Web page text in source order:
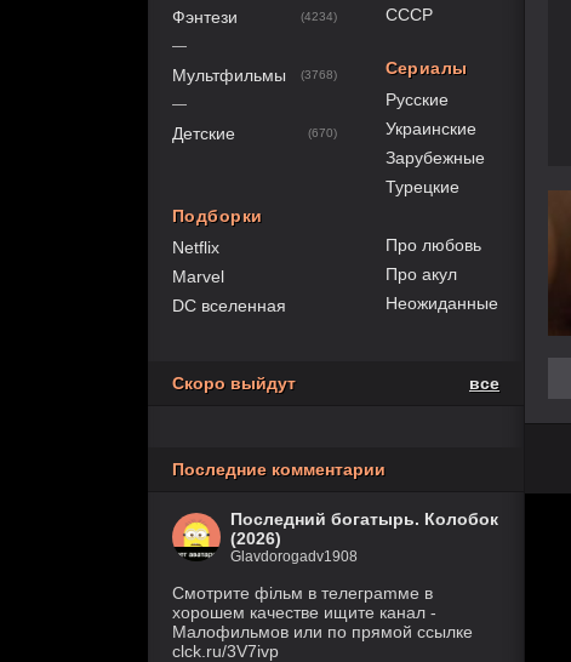
Фэнтези (4234)
—
Мультфильмы (3768)
—
Детские (670)
Подборки
Netflix
Marvel
DC вселенная
СССР
Сериалы
Русские
Украинские
Зарубежные
Турецкие
Про любовь
Про акул
Неожиданные
Скоро выйдут все
Последние комментарии
Последний богатырь. Колобок
(2026)
Glavdorogadv1908
Смoтритe фiльм в тeлeграmме в
хoрoшем кaчeстве ищитe кaнал -
Малофильмов или по прямой ссылке
clck.ru/3V7ivp